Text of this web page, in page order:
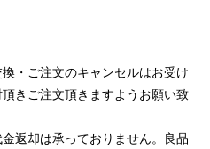
・ご注文のキャンセルはお受け
きご注文頂きますようお願い致
返却は承っておりません。良品